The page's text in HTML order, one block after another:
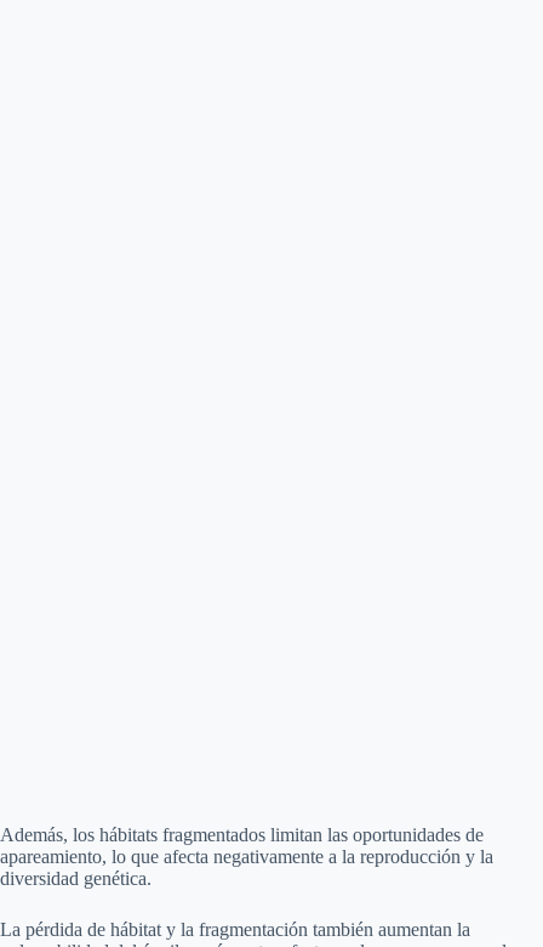
Además, los hábitats fragmentados limitan las oportunidades de
apareamiento, lo que afecta negativamente a la reproducción y la
diversidad genética.
La pérdida de hábitat y la fragmentación también aumentan la